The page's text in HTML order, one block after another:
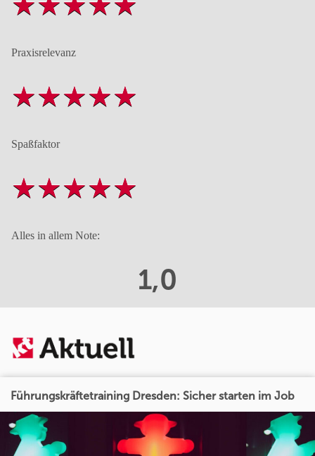
Praxisrelevanz
Spaßfaktor
Alles in allem Note:
1,0
Führungskräftetraining Dresden: Sicher starten im Job